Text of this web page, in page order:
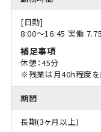
[日勤]
8:00〜16:45 実働
補足事項
休憩：45分
※残業は月40h程度を
期間
長期(3ヶ月以上)